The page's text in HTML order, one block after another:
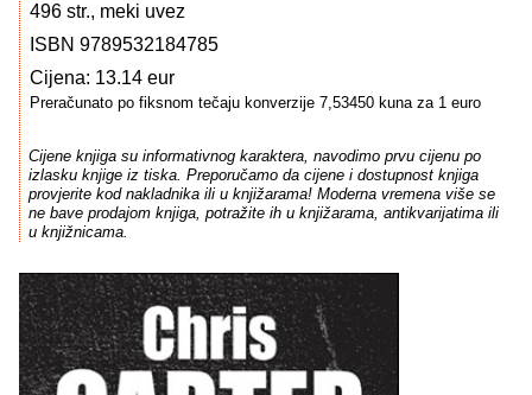
496 str., meki uvez
ISBN 9789532184785
Cijena: 13.14 eur
Preračunato po fiksnom tečaju konverzije 7,53450 kuna za 1 euro
Cijene knjiga su informativnog karaktera, navodimo prvu cijenu po
izlasku knjige iz tiska. Preporučamo da cijene i dostupnost knjiga
provjerite kod nakladnika ili u knjižarama! Moderna vremena više se
ne bave prodajom knjiga, potražite ih u knjižarama, antikvarijatima ili
u knjižnicama.